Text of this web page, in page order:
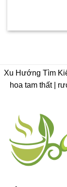
Xu Hướng Tìm
hoa tam thất |